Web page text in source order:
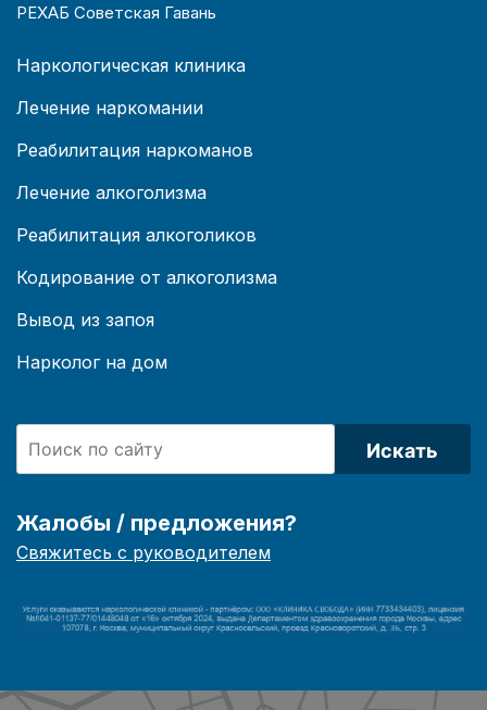
РЕХАБ Советская Гавань
Наркологическая клиника
Лечение наркомании
Реабилитация наркоманов
Лечение алкоголизма
Реабилитация алкоголиков
Кодирование от алкоголизма
Вывод из запоя
Нарколог на дом
Искать
Жалобы / предложения?
Свяжитесь с руководителем